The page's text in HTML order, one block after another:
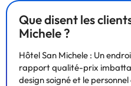
avez des questions, contactez-
Que disent les
Michele ?
Hôtel San Michele : Un
rapport qualité-prix
design soigné et le